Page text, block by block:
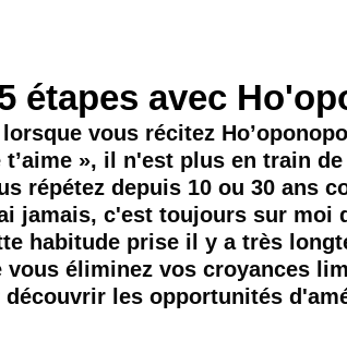
étapes avec
vous récitez
», il n'est plus en train
répétez depuis 10 ou 30 ans
jamais, c'est toujours sur moi
habitude prise il y a très
éliminez vos croyances
découvrir les opportunités